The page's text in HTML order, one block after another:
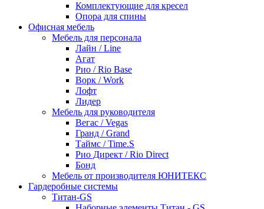
Комплектующие для кресел
Опора для спины
Офисная мебель
Мебель для персонала
Лайн / Line
Агат
Рио / Rio Base
Ворк / Work
Лофт
Лидер
Мебель для руководителя
Вегас / Vegas
Гранд / Grand
Таймс / Time.S
Рио Директ / Rio Direct
Бонд
Мебель от производителя ЮНИТЕКС
Гардеробные системы
Титан-GS